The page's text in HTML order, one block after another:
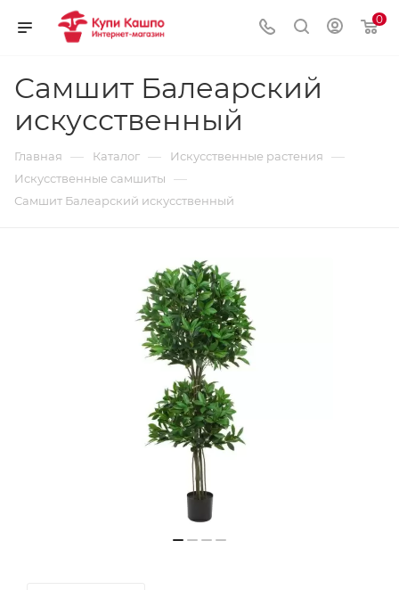
0
Самшит Балеарский
искусственный
Главная — Каталог — Искусственные растения —
Искусственные самшиты —
Самшит Балеарский искусственный